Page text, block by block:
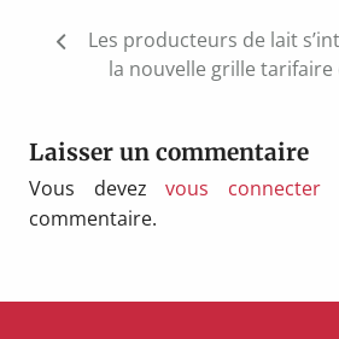
Navigation
de
Les producteurs de lait
la nouvelle grille tarifaire
Laisser un commentaire
Vous devezvous connecter
commentaire.